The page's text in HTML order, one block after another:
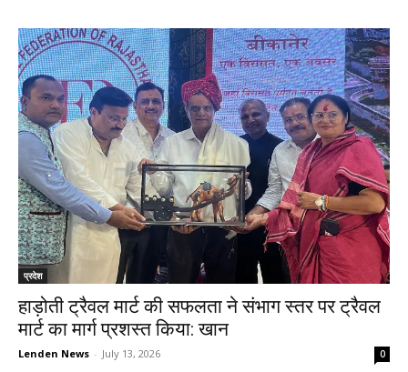
प्रदेश
हाड़ोती ट्रैवल मार्ट की सफलता ने संभाग स्तर पर ट्रैवल
मार्ट का मार्ग प्रशस्त किया: खान
Lenden News - July 13, 2026 0